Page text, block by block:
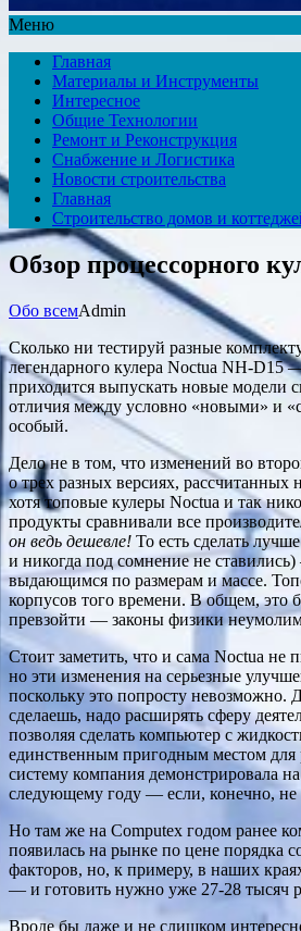
Меню
Главная
Материалы и Инструменты
Интересное
Общие Технологии
Ремонт и Реконструкция
Снабжение и Логистика
Новости строительства
Главная
Строительство домов и
Обзор процессорного
Обо всемAdmin
Сколько ни тестируй разные
легендарного кулера Noctua NH-D15
приходится выпускать новые модели
отличия между условно «новыми» и
особый.
Дело не в том, что изменений во
о трех разных версиях,
хотя топовые кулеры Noctua и так
продукты сравнивали все
он ведь дешевле! То есть сделать
и никогда под сомнение не
выдающимся по размерам и массе.
корпусов того времени. В общем, это
превзойти — законы физики
Стоит заметить, что и сама Noctua
но эти изменения на серьезные
поскольку это попросту невозможно.
сделаешь, надо расширять сферу
позволяя сделать компьютер с
единственным пригодным местом для
систему компания демонстрировала
следующему году — если, конечно, не
Но там же на Computex годом ранее
появилась на рынке по цене порядка
факторов, но, к примеру, в наших
— и готовить нужно уже 27-28 тысяч
Вроде бы даже и не слишком